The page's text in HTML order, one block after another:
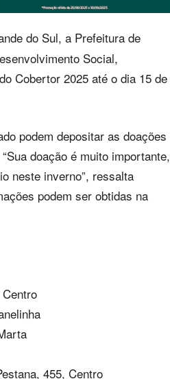
do Sul, a Prefeitura de
Social,
Cobertor 2025 até o dia 15 de
podem depositar as doações
doação é muito importante,
neste inverno”, ressalta
podem ser obtidas na
455, Centro